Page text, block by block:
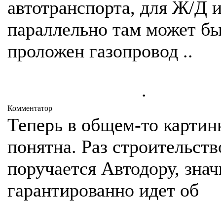
автотранспорта, для Ж/Д
параллельно там может
проложен газопровод ..
.
Комментатор
Теперь в общем-то
понятна. Раз
поручается Автодору,
гарантированно идет об